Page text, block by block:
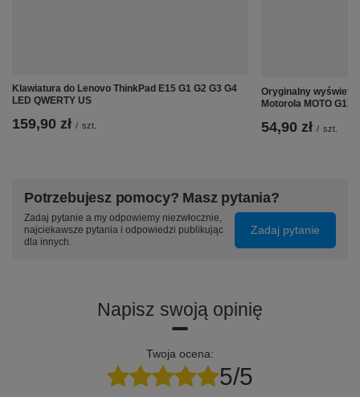
Pojemność:5000mAh
Oryginał:
️⚠️ Warto przeczytać, przed
wymaga dodatkowej procedury
- zazwyczaj wykonywanej przez
Klawiatura do Lenovo ThinkPad E15 G1 G2 G3 G4
LED QWERTY US
159,90 zł / szt.
Oryginalny
Motorola MOTO G13
54,90 zł / szt.
Potrzebujesz pomocy? Masz pytania?
Zadaj pytanie a my odpowiemy niezwłocznie,
najciekawsze pytania i odpowiedzi publikując
dla innych.
Zadaj pytanie
Napisz swoją opinię
Twoja ocena:
5/5